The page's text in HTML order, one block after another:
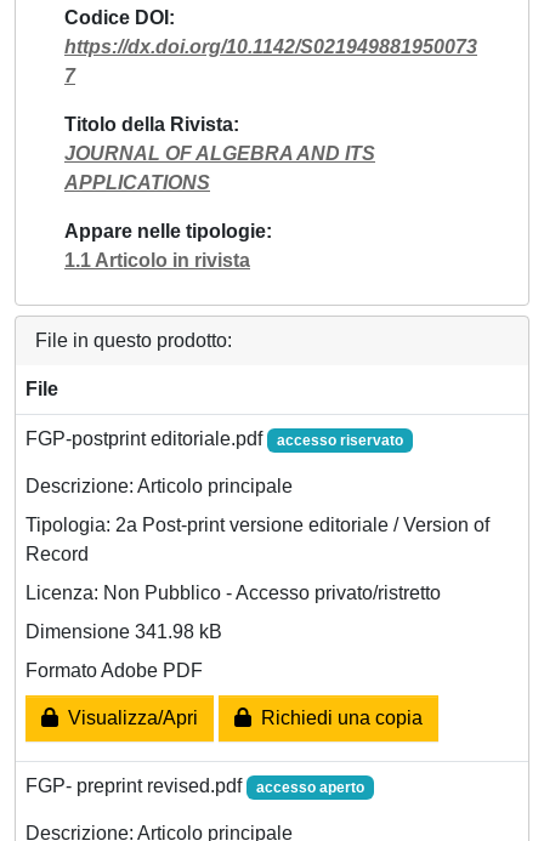
Codice DOI
https://dx.doi.org/10.1142/S021949881950073
7
Titolo della Rivista
JOURNAL OF ALGEBRA AND ITS
APPLICATIONS
Appare nelle tipologie
1.1 Articolo in rivista
File in questo prodotto:
File
FGP-postprint editoriale.pdf accesso riservato
Descrizione: Articolo principale
Tipologia: 2a Post-print versione editoriale / Version of
Record
Licenza: Non Pubblico - Accesso privato/ristretto
Dimensione 341.98 kB
Formato Adobe PDF
Visualizza/Apri Richiedi una copia
FGP- preprint revised.pdf accesso aperto
Descrizione: Articolo principale